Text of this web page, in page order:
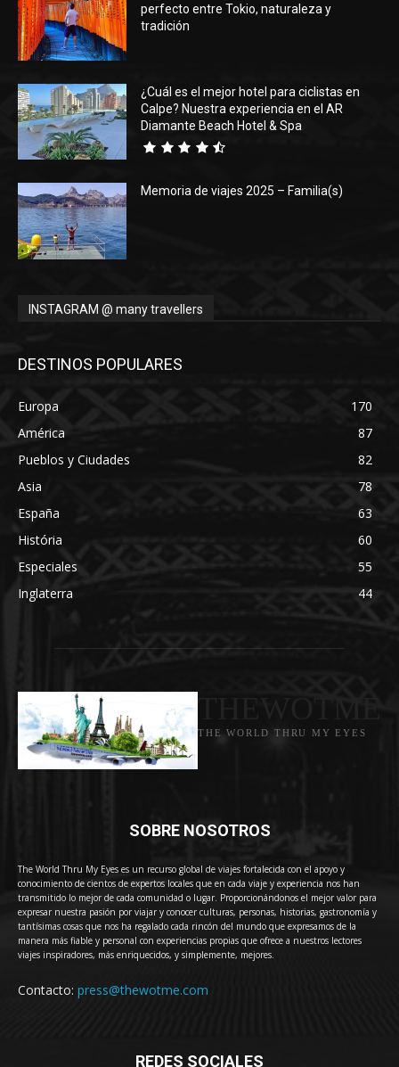
perfecto entre Tokio, naturaleza y
tradición
¿Cuál es el mejor hotel para ciclistas en
Calpe? Nuestra experiencia en el AR
Diamante Beach Hotel & Spa
Memoria de viajes 2025 – Familia(s)
INSTAGRAM @ many travellers
DESTINOS POPULARES
Europa
170
América
87
Pueblos y Ciudades
82
Asia
78
España
63
História
60
Especiales
55
Inglaterra
44
THE WORLD THRU MY EYES
SOBRE NOSOTROS
The World Thru My Eyes es un recurso global de viajes fortalecida con el apoyo y
conocimiento de cientos de expertos locales que en cada viaje y experiencia nos han
transmitido lo mejor de cada comunidad o lugar. Proporcionándonos el mejor valor para
expresar nuestra pasión por viajar y conocer culturas, personas, historias, gastronomía y
tantísimas cosas que nos ha regalado cada rincón del mundo que expresamos de la
manera más fiable y personal con experiencias propias que ofrece a nuestros lectores
viajes inspiradores, más enriquecidos, y simplemente, mejores.
Contacto: press@thewotme.com
REDES SOCIALES